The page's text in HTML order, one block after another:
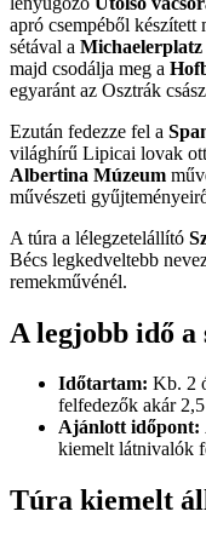
apró csempéből készített
sétával a Michaelerplatz
majd csodálja meg a
egyaránt az Osztrák
Ezután fedezze fel a
világhírű Lipicai lovak
Albertina Múzeum
művészeti
A túra a lélegzetelállító
Bécs legkedveltebb
remekművénél.
A legjobb idő
Időtartam: Kb. 2
felfedezők akár
Ajánlott időpont:
kiemelt látnivalók
Túra kiemelt